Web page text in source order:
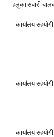
हलुका सवारी
कार्यालय सहयोगी
कार्यालय सहयोगी
कार्यालय सहयोगी